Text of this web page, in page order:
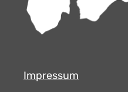
Impressum